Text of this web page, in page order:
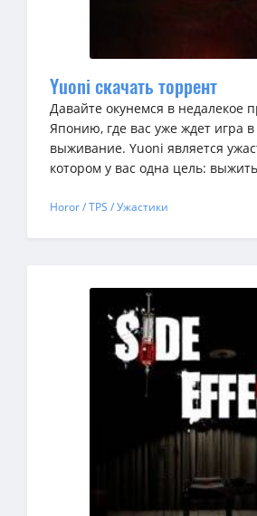
Yuoni скачать торрент
Давайте окунемся в недалекое
Японию, где вас уже ждет игра
выживание. Yuoni является
котором у вас одна цель:
Horor / TPS / Ужастики